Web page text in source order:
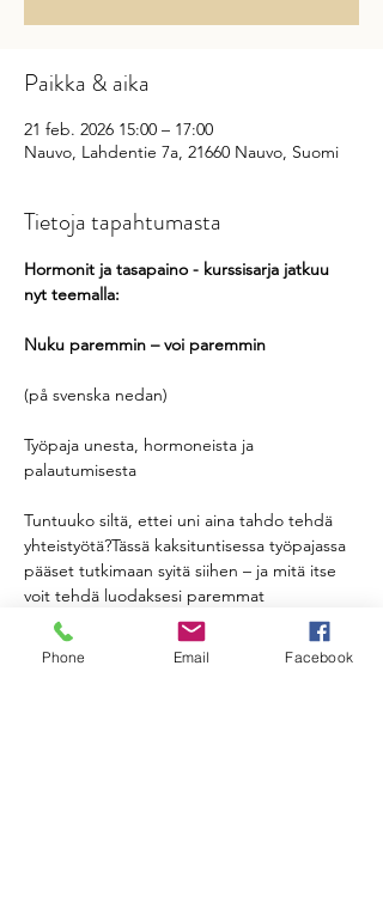
Paikka & aika
21 feb. 2026 15:00 – 17:00
Nauvo, Lahdentie 7a, 21660 Nauvo, Suomi
Tietoja tapahtumasta
Hormonit ja tasapaino - kurssisarja jatkuu
nyt teemalla:
Nuku paremmin – voi paremmin
(på svenska nedan)
Työpaja unesta, hormoneista ja
palautumisesta
Tuntuuko siltä, ettei uni aina tahdo tehdä
yhteistyötä?Tässä kaksituntisessa työpajassa
pääset tutkimaan syitä siihen – ja mitä itse
voit tehdä luodaksesi paremmat
edellytykset palauttavalle unelle.
Vuorottelemme rauhallisen ja rentouttavan
Phone Email Facebook